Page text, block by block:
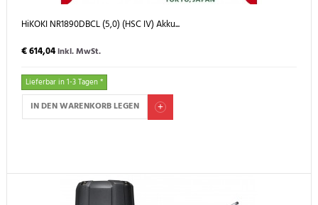
HiKOKI NR1890DBCL (5,0) (HSC IV) Akku...
€ 614,04inkl. MwSt.
Lieferbar in 1-3 Tagen *
IN DEN WARENKORB LEGEN